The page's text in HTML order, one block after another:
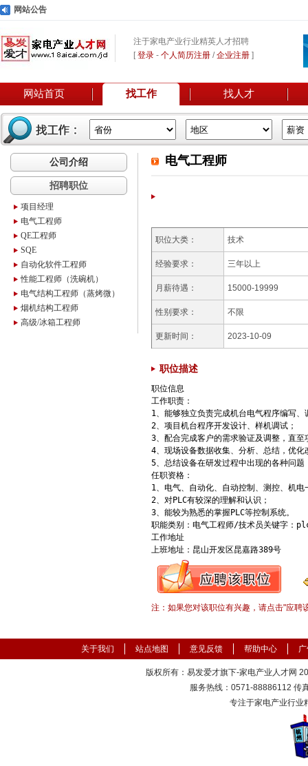
网站公告
注于家电产业行业精英人才招聘
[登录 - 个人简历注册 /企业注册 ]
网站首页 找工作 找人才
公司介绍
招聘职位
项目经理
电气工程师
QE工程师
SQE
自动化软件工程师
性能工程师（洗碗机）
电气结构工程师（蒸烤微）
烟机结构工程师
高级/冰箱工程师
电气工程师
职位大类： 技术
经验要求： 三年以上
月薪待遇： 15000-19999
性别要求： 不限
更新时间： 2023-10-09
职位描述
职位信息
工作职责：
1、能够独立负责完成机台电气程序编写、
2、项目机台程序开发设计、样机调试；
3、配合完成客户的需求验证及调整，直至
4、现场设备数据收集、分析、总结，优
5、总结设备在研发过程中出现的各种问
任职资格：
1、电气、自动化、自动控制、测控、机
2、对PLC有较深的理解和认识；
3、能较为熟悉的掌握PLC等控制系统。
职能类别：电气工程师/技术员关键字：
工作地址
上班地址：昆山开发区昆嘉路389号
注：如果您对该职位有兴趣，请点击"应聘
关于我们 站点地图 意见反馈 帮助中心
版权所有：易发爱才旗下-家电产业人才网
服务热线：0571-88886112 传
专注于家电产业行业